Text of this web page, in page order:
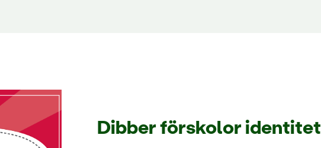
Dibber förskolor identitet